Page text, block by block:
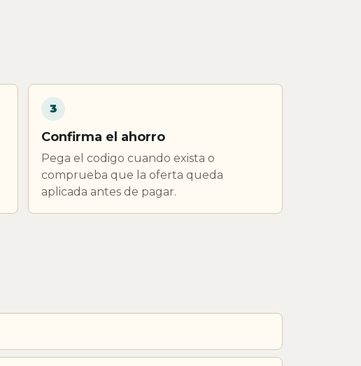
3
Confirma el ahorro
Pega el codigo cuando exista o
comprueba que la oferta queda
aplicada antes de pagar.